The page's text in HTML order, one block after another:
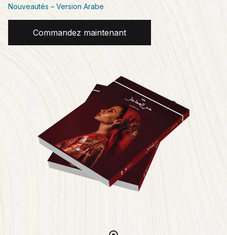
Nouveautés – Version Arabe
Commandez maintenant